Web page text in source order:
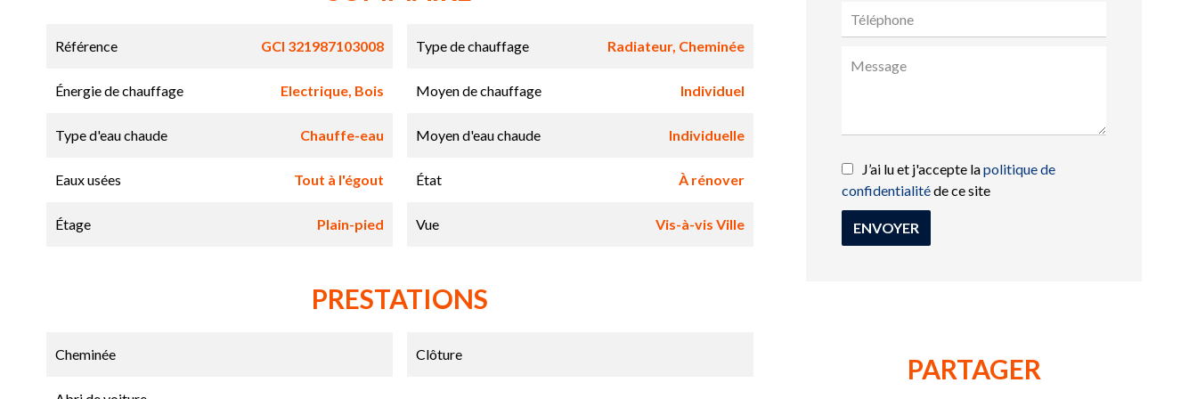
Référence GCI 321987103008 Type de chauffage Radiateur, Cheminée
Énergie de chauffage Electrique, Bois Moyen de chauffage Individuel
Type d'eau chaude Chauffe-eau Moyen d'eau chaude Individuelle
Eaux usées Tout à l'égout État À rénover
Étage Plain-pied Vue Vis-à-vis Ville
PRESTATIONS
Cheminée Clôture
J’ai lu et j'accepte lapolitique de
confidentialitéde ce site
ENVOYER
PARTAGER